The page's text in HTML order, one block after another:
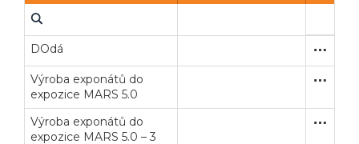
DOdá
Výroba exponátů do
expozice MARS 5.0
Služby
Výroba exponátů do
expozice MARS 5.0 – 3
Služby